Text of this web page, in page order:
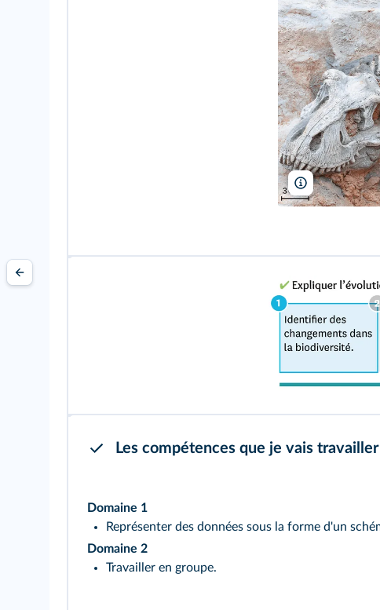
Thanapun/
Les compétences que je vais travailler
Domaine 1
Représenter des données sous la forme d'un
Domaine 2
Travailler en groupe.